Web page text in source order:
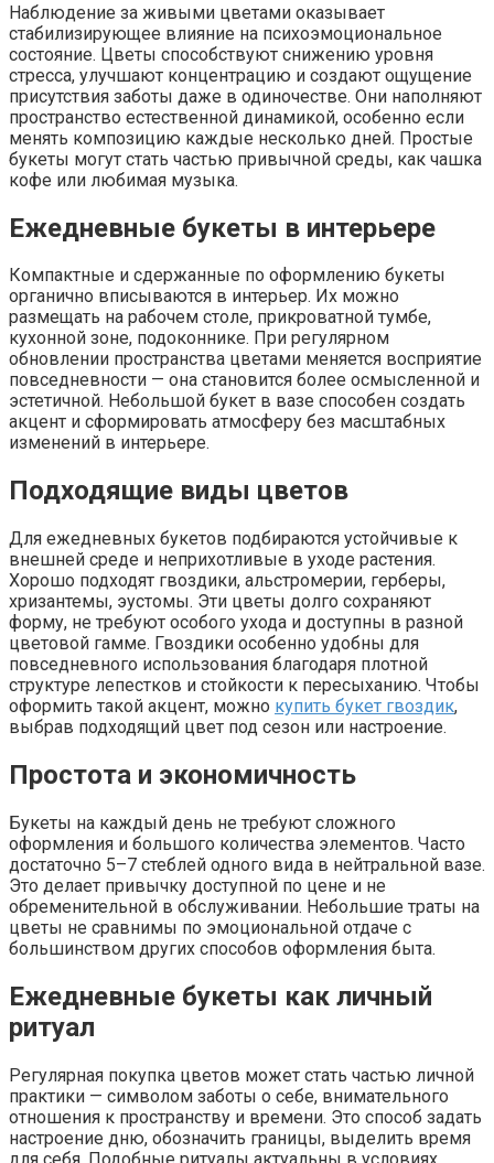
Наблюдение за живыми цветами оказывает
стабилизирующее влияние на психоэмоциональное
состояние. Цветы способствуют снижению уровня
стресса, улучшают концентрацию и создают ощущение
присутствия заботы даже в одиночестве. Они наполняют
пространство естественной динамикой, особенно если
менять композицию каждые несколько дней. Простые
букеты могут стать частью привычной среды, как чашка
кофе или любимая музыка.
Ежедневные букеты в интерьере
Компактные и сдержанные по оформлению букеты
органично вписываются в интерьер. Их можно
размещать на рабочем столе, прикроватной тумбе,
кухонной зоне, подоконнике. При регулярном
обновлении пространства цветами меняется восприятие
повседневности — она становится более осмысленной и
эстетичной. Небольшой букет в вазе способен создать
акцент и сформировать атмосферу без масштабных
изменений в интерьере.
Подходящие виды цветов
Для ежедневных букетов подбираются устойчивые к
внешней среде и неприхотливые в уходе растения.
Хорошо подходят гвоздики, альстромерии, герберы,
хризантемы, эустомы. Эти цветы долго сохраняют
форму, не требуют особого ухода и доступны в разной
цветовой гамме. Гвоздики особенно удобны для
повседневного использования благодаря плотной
структуре лепестков и стойкости к пересыханию. Чтобы
оформить такой акцент, можно купить букет гвоздик,
выбрав подходящий цвет под сезон или настроение.
Простота и экономичность
Букеты на каждый день не требуют сложного
оформления и большого количества элементов. Часто
достаточно 5–7 стеблей одного вида в нейтральной вазе.
Это делает привычку доступной по цене и не
обременительной в обслуживании. Небольшие траты на
цветы не сравнимы по эмоциональной отдаче с
большинством других способов оформления быта.
Ежедневные букеты как личный
ритуал
Регулярная покупка цветов может стать частью личной
практики — символом заботы о себе, внимательного
отношения к пространству и времени. Это способ задать
настроение дню, обозначить границы, выделить время